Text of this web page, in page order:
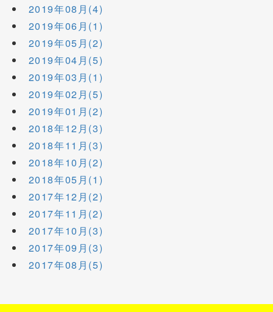
2019年08月(4)
2019年06月(1)
2019年05月(2)
2019年04月(5)
2019年03月(1)
2019年02月(5)
2019年01月(2)
2018年12月(3)
2018年11月(3)
2018年10月(2)
2018年05月(1)
2017年12月(2)
2017年11月(2)
2017年10月(3)
2017年09月(3)
2017年08月(5)